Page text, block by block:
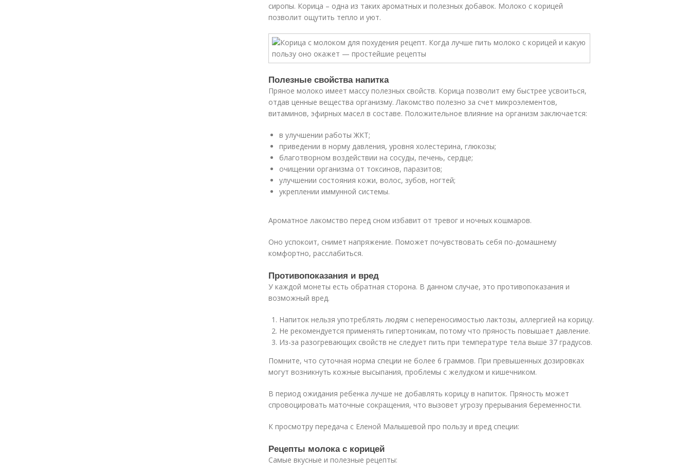
сиропы. Корица – одна из таких ароматных и полезных добавок. Молоко с корицей
позволит ощутить тепло и уют.
Полезные свойства напитка
Пряное молоко имеет массу полезных свойств. Корица позволит ему быстрее усвоиться,
отдав ценные вещества организму. Лакомство полезно за счет микроэлементов,
витаминов, эфирных масел в составе. Положительное влияние на организм заключается:
в улучшении работы ЖКТ;
приведении в норму давления, уровня холестерина, глюкозы;
благотворном воздействии на сосуды, печень, сердце;
очищении организма от токсинов, паразитов;
улучшении состояния кожи, волос, зубов, ногтей;
укреплении иммунной системы.
Ароматное лакомство перед сном избавит от тревог и ночных кошмаров.
Оно успокоит, снимет напряжение. Поможет почувствовать себя по-домашнему
комфортно, расслабиться.
Противопоказания и вред
У каждой монеты есть обратная сторона. В данном случае, это противопоказания и
возможный вред.
Напиток нельзя употреблять людям с непереносимостью лактозы, аллергией на корицу.
Не рекомендуется применять гипертоникам, потому что пряность повышает давление.
Из-за разогревающих свойств не следует пить при температуре тела выше 37 градусов.
Помните, что суточная норма специи не более 6 граммов. При превышенных дозировках
могут возникнуть кожные высыпания, проблемы с желудком и кишечником.
В период ожидания ребенка лучше не добавлять корицу в напиток. Пряность может
спровоцировать маточные сокращения, что вызовет угрозу прерывания беременности.
К просмотру передача с Еленой Малышевой про пользу и вред специи:
Рецепты молока с корицей
Самые вкусные и полезные рецепты: